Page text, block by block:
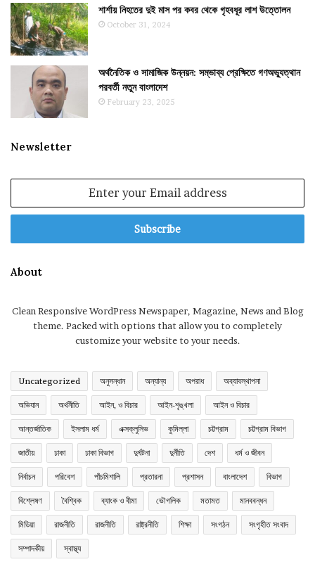
শার্শায় নিহতের দুই মাস পর কবর থেকে গৃহবধূর লাশ উত্তোলন
October 31, 2024
অর্থনৈতিক ও সামাজিক উন্নয়ন: সম্ভাব্য প্রেক্ষিতে গণঅভ্যুত্থান
পরবর্তী নতুন বাংলাদেশ
February 23, 2025
Newsletter
Email
About
Clean Responsive WordPress Newspaper, Magazine, News and Blog
theme. Packed with options that allow you to completely
customize your website to your needs.
Uncategorized অনুসন্ধান অন্যান্য অপরাধ অব্যাবস্থাপনা
অভিযান অর্থনীতি আইন, ও বিচার আইন-শৃঙ্খলা আইন ও বিচার
আন্তর্জাতিক ইসলাম ধর্ম এক্সক্লুসিভ কুমিল্লা চট্টগ্রাম চট্টগ্রাম বিভাগ
জাতীয় ঢাকা ঢাকা বিভাগ দুর্ঘটনা দুর্নীতি দেশ ধর্ম ও জীবন
নির্বাচন পরিবেশ পাঁচমিশালি প্রতারনা প্রশাসন বাংলাদেশ বিভাগ
বিশ্লেষণ বৈশ্বিক ব্যাংক ও বীমা ভৌগলিক মতামত মানববন্ধন
মিডিয়া রাজনীতি রাজনীতি রাষ্ট্রনীতি শিক্ষা সংগঠন সংগৃহীত সংবাদ
সম্পাদকীয় স্বাস্থ্য